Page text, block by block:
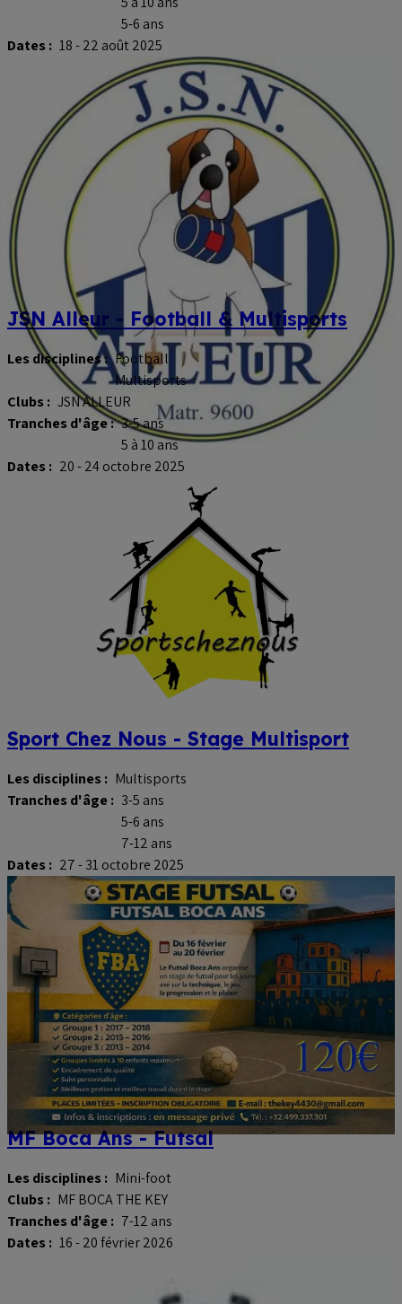
5-6 ans
Dates : 18 - 22 août 2025
JSN Alleur - Football & Multisports
Les disciplines : Football
Multisports
Clubs : JSN ALLEUR
Tranches d'âge : 3-5 ans
5 à 10 ans
Dates : 20 - 24 octobre 2025
Sport Chez Nous - Stage Multisport
Les disciplines : Multisports
Tranches d'âge : 3-5 ans
5-6 ans
7-12 ans
Dates : 27 - 31 octobre 2025
MF Boca Ans - Futsal
Les disciplines : Mini-foot
Clubs : MF BOCA THE KEY
Tranches d'âge : 7-12 ans
Dates : 16 - 20 février 2026